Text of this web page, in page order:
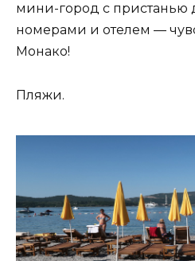
мини-город с пристанью
номерами и отелем —
Монако!
Пляжи.